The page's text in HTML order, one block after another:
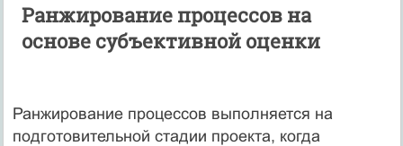
Ранжирование процессов на
основе субъективной оценки
Ранжирование процессов выполняется на
подготовительной стадии проекта, когда